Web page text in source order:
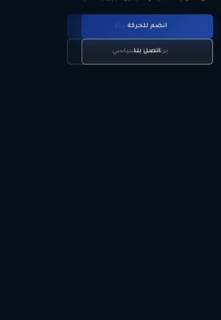
تعرّف على الحركة
برنامجنا السياسي
انضم للحركة
اتصل بنا